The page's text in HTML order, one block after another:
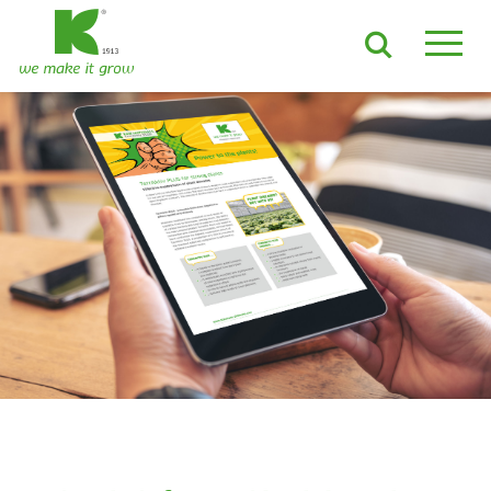
ES EN DE FR NL LV LT PL KO EN-US
PRODUCTOS Y SOLUCIONES
Sustratos ADVANCED
Sustratos ProLine
Materias primas
Mantillo para contenedor
Growcoon
Log & Solve
Sphaxx®